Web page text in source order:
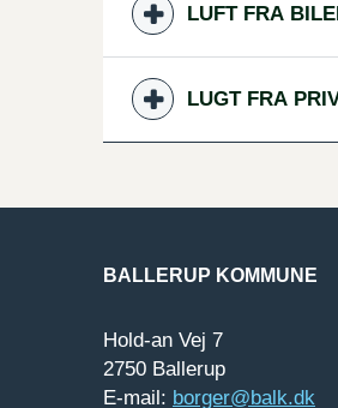
LUFT FRA
LUGT FRA
BALLERUP KOMMUNE
Hold-an Vej 7
2750 Ballerup
E-mail: borger@balk.dk